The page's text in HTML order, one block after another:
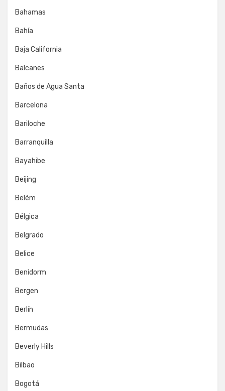
Bahamas
Bahía
Baja California
Balcanes
Baños de Agua Santa
Barcelona
Bariloche
Barranquilla
Bayahibe
Beijing
Belém
Bélgica
Belgrado
Belice
Benidorm
Bergen
Berlín
Bermudas
Beverly Hills
Bilbao
Bogotá